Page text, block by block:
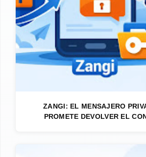
ZANGI: EL MENSAJERO
PROMETE DEVOLVER EL